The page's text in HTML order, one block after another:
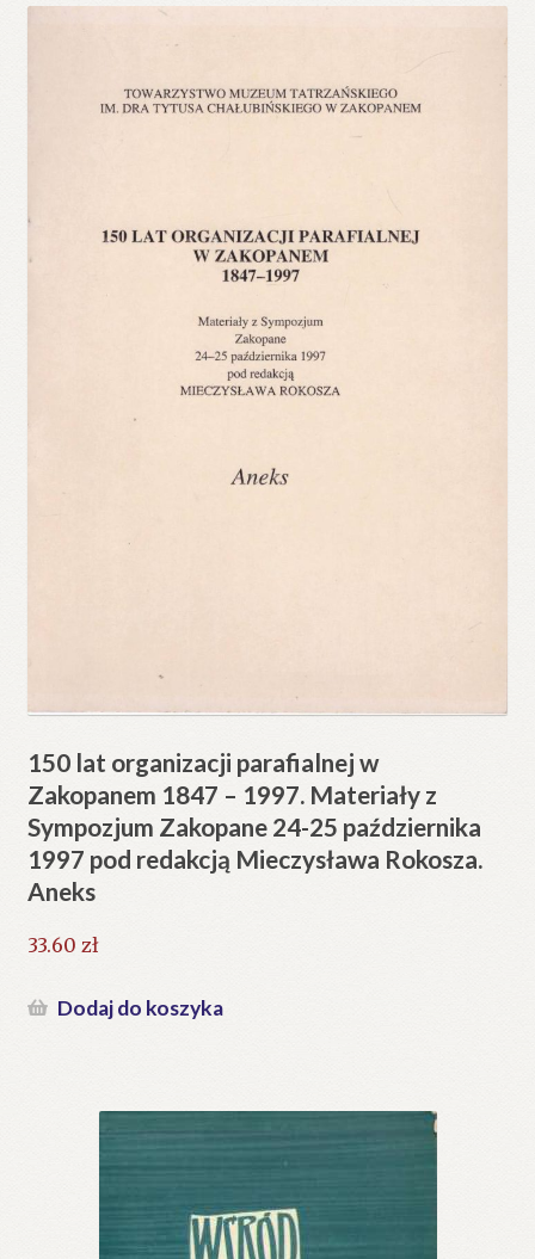
150 lat organizacji parafialnej w
Zakopanem 1847 – 1997. Materiały z
Sympozjum Zakopane 24-25 października
1997 pod redakcją Mieczysława Rokosza.
Aneks
33.60 zł
Dodaj do koszyka